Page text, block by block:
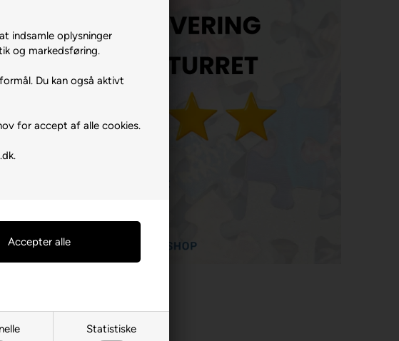
indsamle oplysninger
og markedsføring.
Du kan også aktivt
for accept af alle cookies.
Statistiske